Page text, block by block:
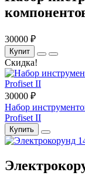
30000 ₽
Купит
Скидка!
30000 ₽
Набор
Profiset II
Купить